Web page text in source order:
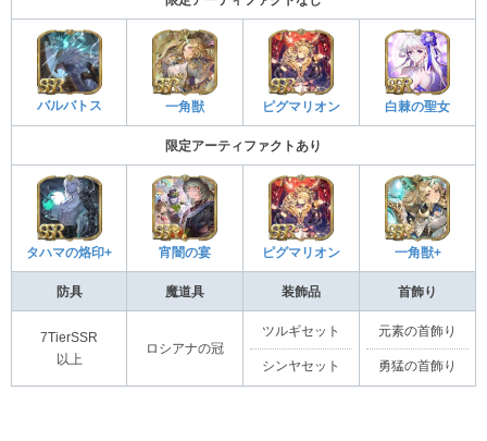
バルバトス 一角獣 ピグマリオン 白棘の聖女
限定アーティファクトあり
タハマの烙印+ 宵闇の宴 ピグマリオン 一角獣+
防具 魔道具 装飾品 首飾り
7TierSSR
以上
ロシアナの冠
ツルギセット
シンヤセット
元素の首飾り
勇猛の首飾り